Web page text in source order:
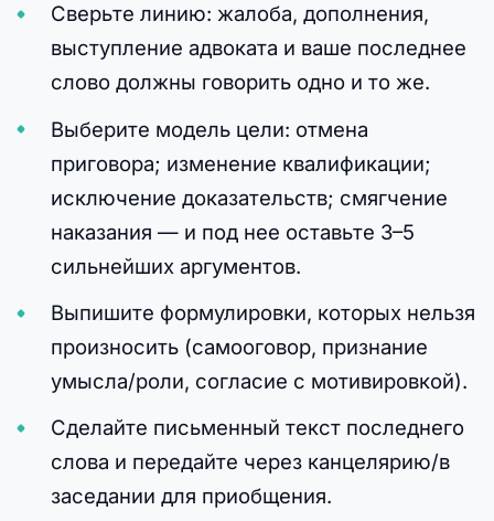
Сверьте линию: жалоба, дополнения,
выступление адвоката и ваше последнее
слово должны говорить одно и то же.
Выберите модель цели: отмена
приговора; изменение квалификации;
исключение доказательств; смягчение
наказания — и под нее оставьте 3–5
сильнейших аргументов.
Выпишите формулировки, которых нельзя
произносить (самооговор, признание
умысла/роли, согласие с мотивировкой).
Сделайте письменный текст последнего
слова и передайте через канцелярию/в
заседании для приобщения.